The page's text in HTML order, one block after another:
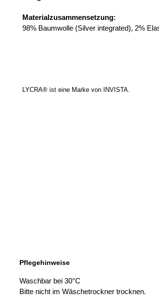
Materialzusammensetzung:
98% Baumwolle (Silver integrated), 2%
LYCRA® ist eine Marke von INVISTA.
Pflegehinweise
Waschbar bei 30°C
Bitte nicht im Wäschetrockner trocknen.